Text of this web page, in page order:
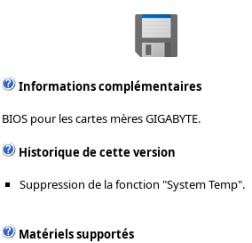
Informations complémentaires
BIOS pour les cartes mères GIGABYTE.
Historique de cette version
Suppression de la fonction "System Temp".
Matériels supportés